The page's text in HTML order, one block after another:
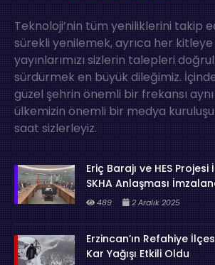
Teknoloji’nin tüm yeniliklerini takip
sürekli yenilemek, ayrıca her
yayınlarımızı sizlerin talepleri
sürdürmek en büyük dileğimiz.
güzel şehrin önemli bir frekansı
ülkemizin önemli bir medya
saat sizlerleyiz.
Eriç Barajı ve HES Projesi
SKHA Anlaşması
489 2 Aralık 2025
Erzincan’ın Refahiye
Kar Yağışı Etkili Oldu